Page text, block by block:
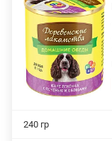
240 гр